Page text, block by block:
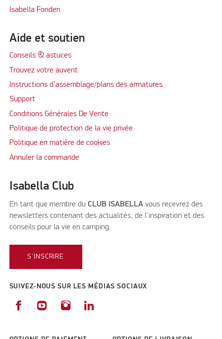
Isabella Fonden
Aide et soutien
Conseils & astuces
Trouvez votre auvent
Instructions d'assemblage/plans des armatures
Support
Conditions Générales De Vente
Politique de protection de la vie privée
Politique en matière de cookies
Annuler la commande
Isabella Club
En tant que membre du CLUB ISABELLA vous recevrez des
newsletters contenant des actualités, de l'inspiration et des
conseils pour la vie en camping.
S'INSCRIRE
SUIVEZ-NOUS SUR LES MÉDIAS SOCIAUX